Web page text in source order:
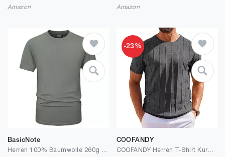
Amazon Amazon
BasicNote
-23%
COOFANDY
COOFANDY Herren T-Shirt Kurzarm Original Strick Shirt mit Rundhals Sommer Shirt Casual Gestreiftes Strickshirt